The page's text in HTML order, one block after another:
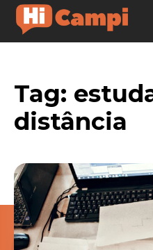
Tag:
distância